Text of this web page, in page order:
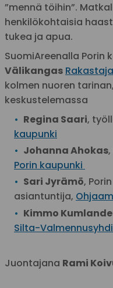
”mennä töihin”.
henkilökohtaisia
tukea ja apua.
SuomiAreenalla Porin
Välikangas
kolmen nuoren
keskustelemassa
Regina Saari,
kaupunki
Johanna Ahokas
Porin kaupunki
Sari Jyrämö,
asiantuntija,
Kimmo
Silta-
Juontajana Rami